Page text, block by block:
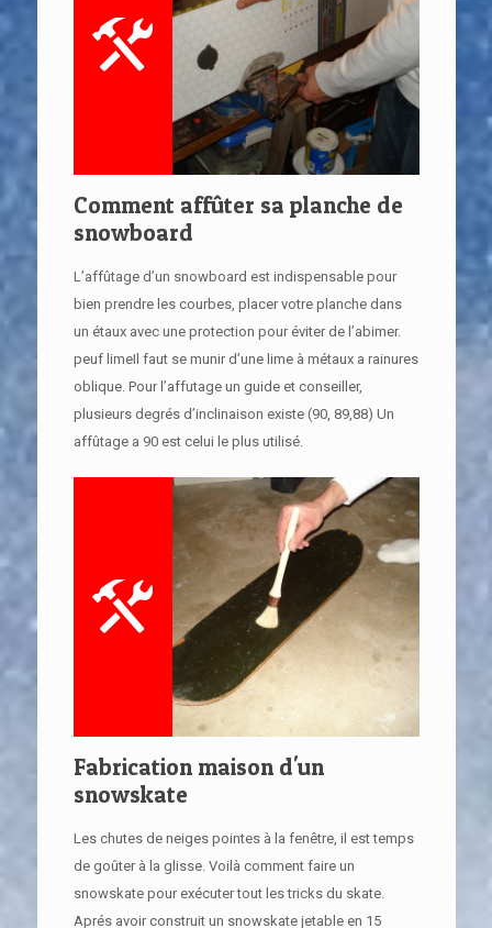
Comment affûter sa planche de
snowboard
L’affûtage d’un snowboard est indispensable pour
bien prendre les courbes, placer votre planche dans
un étaux avec une protection pour éviter de l’abimer.
peuf limeIl faut se munir d’une lime à métaux a rainures
oblique. Pour l’affutage un guide et conseiller,
plusieurs degrés d’inclinaison existe (90, 89,88) Un
affûtage a 90 est celui le plus utilisé.
Fabrication maison d'un
snowskate
Les chutes de neiges pointes à la fenêtre, il est temps
de goûter à la glisse. Voilà comment faire un
snowskate pour exécuter tout les tricks du skate.
Aprés avoir construit un snowskate jetable en 15